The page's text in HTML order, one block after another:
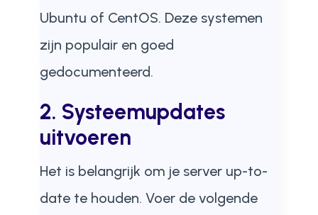
Ubuntu of CentOS. Deze systemen
zijn populair en goed
gedocumenteerd.
2. Systeemupdates
uitvoeren
Het is belangrijk om je server up-to-
date te houden. Voer de volgende